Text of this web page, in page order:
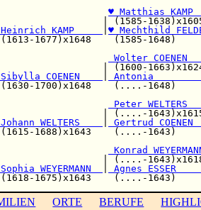
♥ Matthias
| (1585-
Heinrich KAMP
♥ Mechthild
1677)x1648    (1585-
|
Wolter
| (1600-
Sibylla COENEN
1700)x1648    (....-
|
Peter
| (....-
Johann WELTERS
Gertrud
| (1615-1688)x1643
|
Konrad
| (....-
Sophia WEYERMANN
Agnes
ORTE BERUFE